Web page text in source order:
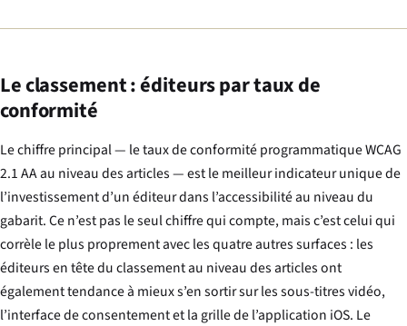
Le classement : éditeurs par taux de
conformité
Le chiffre principal — le taux de conformité programmatique WCAG
2.1 AA au niveau des articles — est le meilleur indicateur unique de
l’investissement d’un éditeur dans l’accessibilité au niveau du
gabarit. Ce n’est pas le seul chiffre qui compte, mais c’est celui qui
corrèle le plus proprement avec les quatre autres surfaces : les
éditeurs en tête du classement au niveau des articles ont
également tendance à mieux s’en sortir sur les sous-titres vidéo,
l’interface de consentement et la grille de l’application iOS. Le